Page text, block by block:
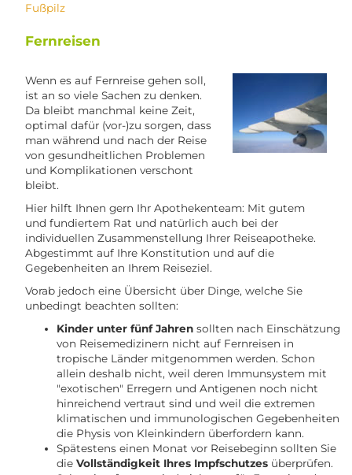
Fußpilz
Fernreisen
Wenn es auf Fernreise gehen soll,
ist an so viele Sachen zu denken.
Da bleibt manchmal keine Zeit,
optimal dafür (vor-)zu sorgen, dass
man während und nach der Reise
von gesundheitlichen Problemen
und Komplikationen verschont
bleibt.
Hier hilft Ihnen gern Ihr Apothekenteam: Mit gutem
und fundiertem Rat und natürlich auch bei der
individuellen Zusammenstellung Ihrer Reiseapotheke.
Abgestimmt auf Ihre Konstitution und auf die
Gegebenheiten an Ihrem Reiseziel.
Vorab jedoch eine Übersicht über Dinge, welche Sie
unbedingt beachten sollten:
Kinder unter fünf Jahren sollten nach Einschätzung
von Reisemedizinern nicht auf Fernreisen in
tropische Länder mitgenommen werden. Schon
allein deshalb nicht, weil deren Immunsystem mit
"exotischen" Erregern und Antigenen noch nicht
hinreichend vertraut sind und weil die extremen
klimatischen und immunologischen Gegebenheiten
die Physis von Kleinkindern überfordern kann.
Spätestens einen Monat vor Reisebeginn sollten Sie
dieVollständigkeit Ihres Impfschutzes überprüfen.